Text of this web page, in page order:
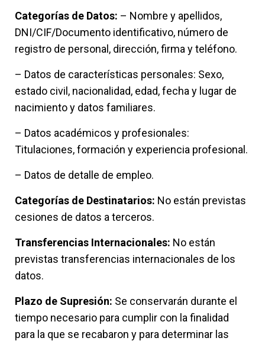
Categorías de Datos: – Nombre y apellidos,
DNI/CIF/Documento identificativo, número de
registro de personal, dirección, firma y teléfono.
– Datos de características personales: Sexo,
estado civil, nacionalidad, edad, fecha y lugar de
nacimiento y datos familiares.
– Datos académicos y profesionales:
Titulaciones, formación y experiencia profesional.
– Datos de detalle de empleo.
Categorías de Destinatarios: No están previstas
cesiones de datos a terceros.
Transferencias Internacionales: No están
previstas transferencias internacionales de los
datos.
Plazo de Supresión: Se conservarán durante el
tiempo necesario para cumplir con la finalidad
para la que se recabaron y para determinar las